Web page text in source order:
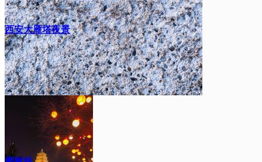
西安大雁塔夜景